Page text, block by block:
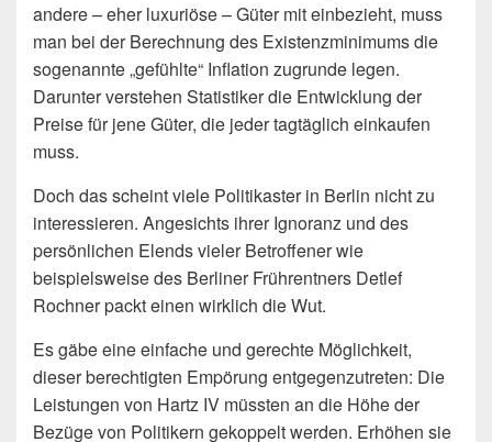
andere – eher luxuriöse – Güter mit einbezieht, muss
man bei der Berechnung des Existenzminimums die
sogenannte „gefühlte“ Inflation zugrunde legen.
Darunter verstehen Statistiker die Entwicklung der
Preise für jene Güter, die jeder tagtäglich einkaufen
muss.
Doch das scheint viele Politikaster in Berlin nicht zu
interessieren. Angesichts ihrer Ignoranz und des
persönlichen Elends vieler Betroffener wie
beispielsweise des Berliner Frührentners Detlef
Rochner packt einen wirklich die Wut.
Es gäbe eine einfache und gerechte Möglichkeit,
dieser berechtigten Empörung entgegenzutreten: Die
Leistungen von Hartz IV müssten an die Höhe der
Bezüge von Politikern gekoppelt werden. Erhöhen sie